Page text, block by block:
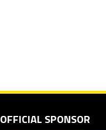
OFFICIAL SPONSOR